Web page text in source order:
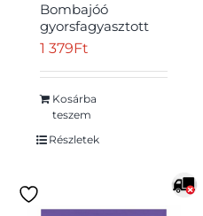
Bombajóó
gyorsfagyasztott
mogyorókrémes
g
1 379Ft
Kosárba
teszem
Részletek